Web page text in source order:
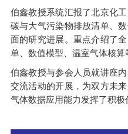
伯鑫教授系统汇报了北京化
碳与大气污染物排放清单、
面的研究进展。重点介绍了
单、数值模型、温室气体核算
伯鑫教授与参会人员就讲座
交流活动的开展，为双方未
气体数据应用能力发挥了积极